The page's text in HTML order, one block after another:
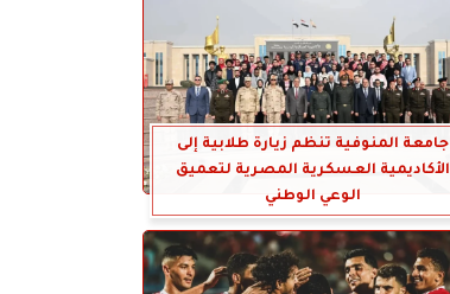
جامعة المنوفية تنظم زيارة طلابية إلى
الأكاديمية العسكرية المصرية لتعميق
الوعي الوطني